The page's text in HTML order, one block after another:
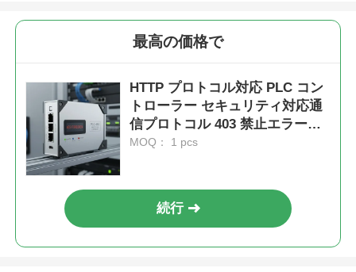
最高の価格で
HTTP プロトコル対応 PLC コン
トローラー セキュリティ対応通
信プロトコル 403 禁止エラー処
理
MOQ： 1 pcs
続行